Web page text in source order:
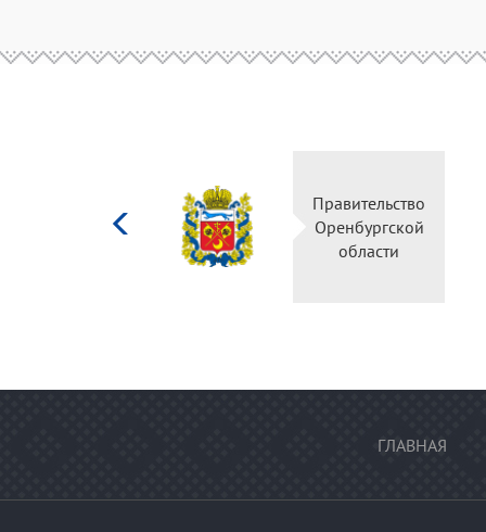
Правительство
Оренбургской
области
ГЛАВНАЯ